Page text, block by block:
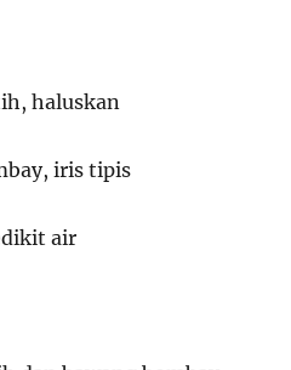
haluskan
iris tipis
air